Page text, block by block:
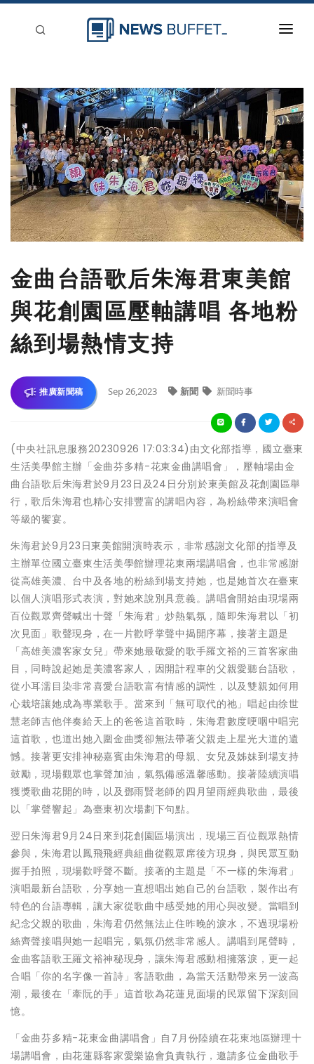
新聞稿分類
登入
刊登
金曲台語歌后朱海君東美館
與花創園區壓軸講唱 各地粉
絲到場熱情支持
推廣新聞稿 Sep 26,2023 新聞 新聞時事
(中央社訊息服務20230926 17:03:34)由文化部指導，國立臺東
生活美學館主辦「金曲芬多精-花東金曲講唱會」，壓軸場由金
曲台語歌后朱海君於9月23日及24日分別於東美館及花創園區舉
行，歌后朱海君也精心安排豐富的講唱內容，為粉絲帶來演唱會
等級的饗宴。
朱海君於9月23日東美館開演時表示，非常感謝文化部的指導及
主辦單位國立臺東生活美學館辦理花東兩場講唱會，也非常感謝
從高雄美濃、台中及各地的粉絲到場支持她，也是她首次在臺東
以個人演唱形式表演，對她來說別具意義。講唱會開始由現場兩
百位觀眾齊聲喊出十聲「朱海君」炒熱氣氛，隨即朱海君以「初
次見面」歌聲現身，在一片歡呼掌聲中揭開序幕，接著主題是
「高雄美濃客家女兒」帶來她最敬愛的歌手羅文裕的三首客家曲
目，同時說起她是美濃客家人，因開計程車的父親愛聽台語歌，
從小耳濡目染非常喜愛台語歌富有情感的調性，以及雙親如何用
心栽培讓她成為專業歌手。當來到「無可取代的祂」唱起由徐世
慧老師吉他伴奏給天上的爸爸這首歌時，朱海君數度哽咽中唱完
這首歌，也道出她入圍金曲獎卻無法帶著父親走上星光大道的遺
憾。接著更安排神秘嘉賓由朱海君的母親、女兒及姊妹到場支持
鼓勵，現場觀眾也掌聲加油，氣氛備感溫馨感動。接著陸續演唱
獲獎歌曲花開的時，以及鄧雨賢老師的四月望雨經典歌曲，最後
以「掌聲響起」為臺東初次場劃下句點。
翌日朱海君9月24日來到花創園區場演出，現場三百位觀眾熱情
參與，朱海君以鳳飛飛經典組曲從觀眾席後方現身，與民眾互動
握手拍照，現場歡呼聲不斷。接著的主題是「不一樣的朱海君」
演唱最新台語歌，分享她一直想唱出她自己的台語歌，製作出有
特色的台語專輯，讓大家從歌曲中感受她的用心與改變。當唱到
紀念父親的歌曲，朱海君仍然無法止住昨晚的淚水，不過現場粉
絲齊聲接唱與她一起唱完，氣氛仍然非常感人。講唱到尾聲時，
金曲客語歌王羅文裕神秘現身，讓朱海君感動相擁落淚，更一起
合唱「你的名字像一首詩」客語歌曲，為當天活動帶來另一波高
潮，最後在「牽阮的手」這首歌為花蓮見面場的民眾留下深刻回
憶。
「金曲芬多精-花東金曲講唱會」自7月份陸續在花東地區辦理十
場講唱會，由花蓮縣客家愛樂協會負責執行，邀請多位金曲歌手